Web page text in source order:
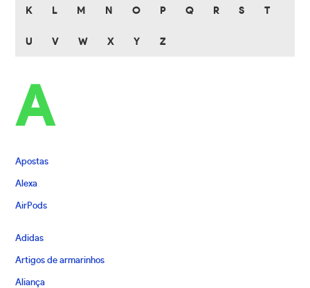
K L M N O P Q R S T
U V W X Y Z
A
Apostas
Alexa
AirPods
Adidas
Artigos de armarinhos
Aliança